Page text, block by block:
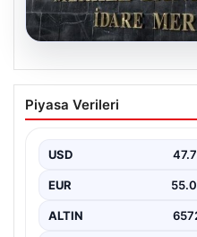
05.08.2026
Merkez Bankası
Zaman
Türkiye Cumhuriyet
üzere…
Piyasa Verileri
USD
EUR
ALTIN